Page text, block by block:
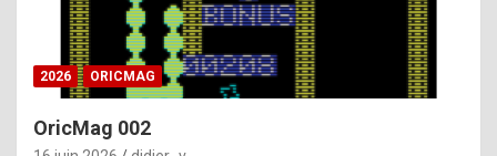
i
ff
i
2026 ORICMAG
OricMag 002